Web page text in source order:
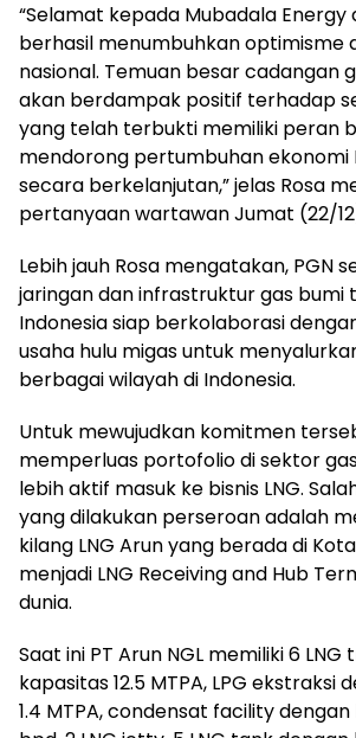
“Selamat kepada Mubadala Energy
berhasil menumbuhkan optimisme
nasional. Temuan besar cadangan
akan berdampak positif terhadap
yang telah terbukti memiliki peran
mendorong pertumbuhan ekonomi
secara berkelanjutan,” jelas Rosa
pertanyaan wartawan Jumat (22/
Lebih jauh Rosa mengatakan, PGN
jaringan dan infrastruktur gas bumi
Indonesia siap berkolaborasi
usaha hulu migas untuk
berbagai wilayah di Indonesia.
Untuk mewujudkan komitmen
memperluas portofolio di sektor
lebih aktif masuk ke bisnis LNG.
yang dilakukan perseroan adalah
kilang LNG Arun yang berada di
menjadi LNG Receiving and Hub
dunia.
Saat ini PT Arun NGL memiliki 6
kapasitas 12.5 MTPA, LPG ekstraksi
1.4 MTPA, condensat facility